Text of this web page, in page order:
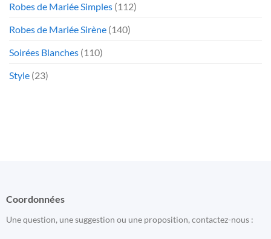
Robes de Mariée Simples (112)
Robes de Mariée Sirène (140)
Soirées Blanches (110)
Style (23)
Coordonnées
Une question, une suggestion ou une proposition, contactez-nous :